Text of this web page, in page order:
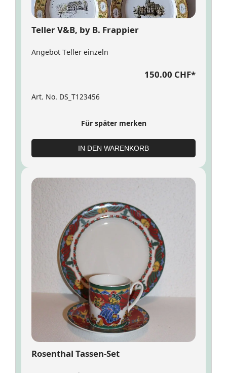
Teller V&B, by B. Frappier
Angebot Teller einzeln
150.00 CHF*
Art. No. DS_T123456
Für später merken
IN DEN WARENKORB
Rosenthal Tassen-Set